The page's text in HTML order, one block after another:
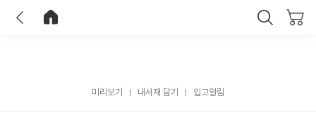
미리보기 내서재 담기 입고알림